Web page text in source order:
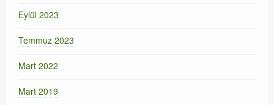
Eylül 2023
Temmuz 2023
Mart 2022
Mart 2019